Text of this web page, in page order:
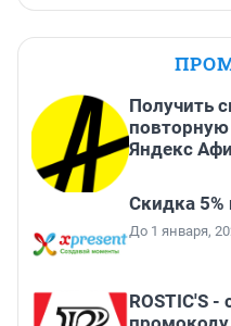
Получить
повторную
Яндекс
Скидка 5%
До 1 января,
ROSTIC'S -